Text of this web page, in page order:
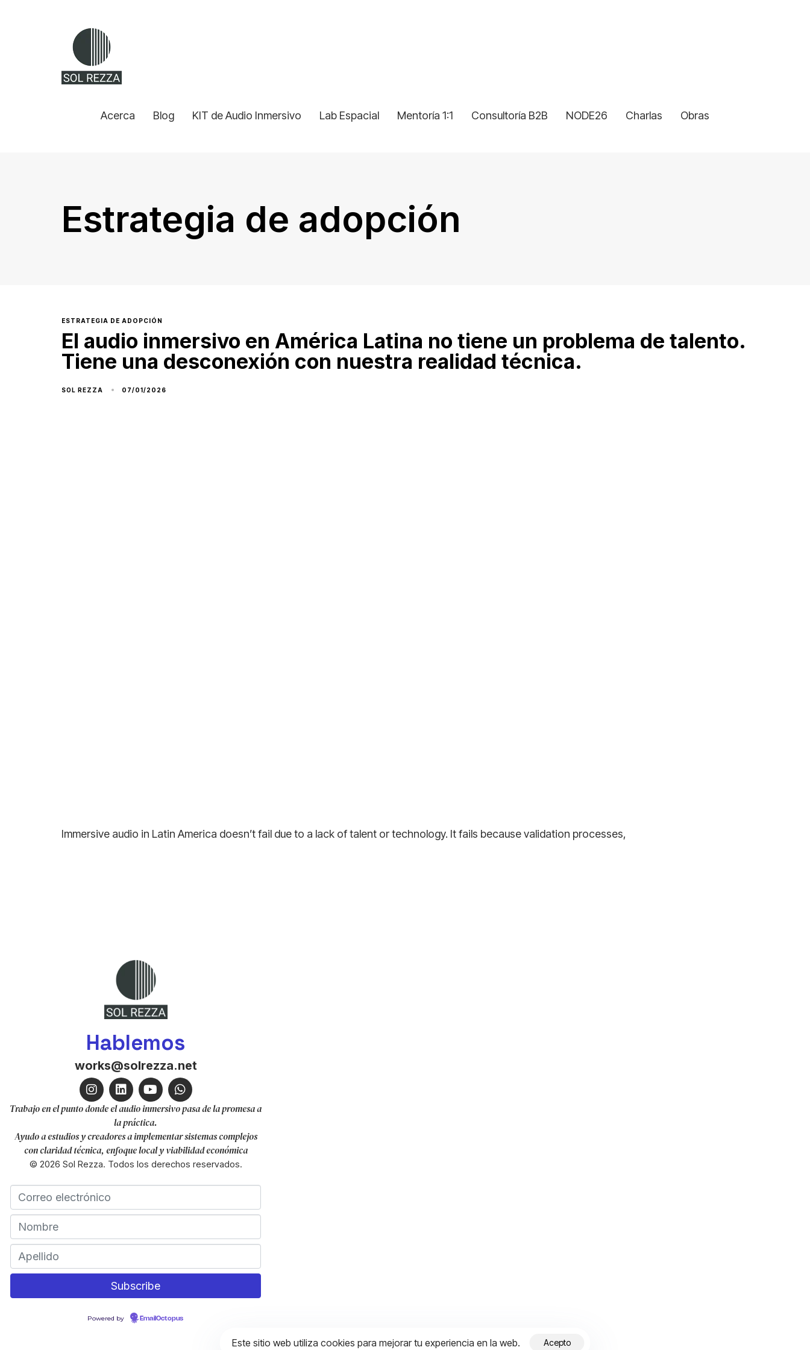
Acerca Blog KIT de Audio Inmersivo Lab Espacial Mentoría 1:1 Consultoría B2B NODE26 Charlas Obras
Estrategia de adopción
ESTRATEGIA DE ADOPCIÓN
El audio inmersivo en América Latina no tiene un problema de talento.
Tiene una desconexión con nuestra realidad técnica.
SOL REZZA 07/01/2026
Immersive audio in Latin America doesn’t fail due to a lack of talent or technology. It fails because validation processes,
Hablemos
works@solrezza.net
Trabajo en el punto donde el audio inmersivo pasa de la promesa a
la práctica.
Ayudo a estudios y creadores a implementar sistemas complejos
con claridad técnica, enfoque local y viabilidad económica
© 2026 Sol Rezza. Todos los derechos reservados.
Powered by EmailOctopus
Este sitio web utiliza cookies para mejorar tu experiencia en la web. Acepto